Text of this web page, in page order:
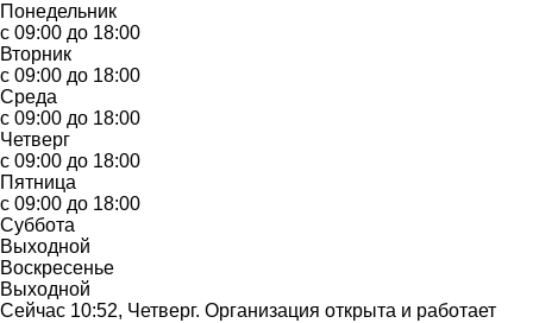
Понедельник
с 09:00 до 18:00
Вторник
с 09:00 до 18:00
Среда
с 09:00 до 18:00
Четверг
с 09:00 до 18:00
Пятница
с 09:00 до 18:00
Суббота
Выходной
Воскресенье
Выходной
Сейчас 10:52, Четверг. Организация открыта и работает